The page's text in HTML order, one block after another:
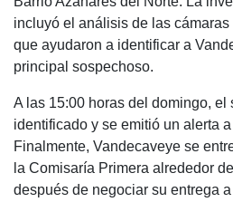
incluyó el análisis de las
que ayudaron a identificar a
principal sospechoso.
A las 15:00 horas del domingo, el
identificado y se emitió un alerta
Finalmente, Vandecaveye se
la Comisaría Primera alrededor
después de negociar su entrega